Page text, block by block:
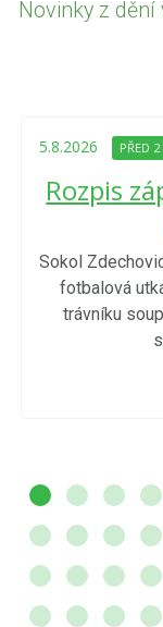
Novinky z
5.8.2026 PŘED
Rozpis
Sokol
fotbalová
trávníku